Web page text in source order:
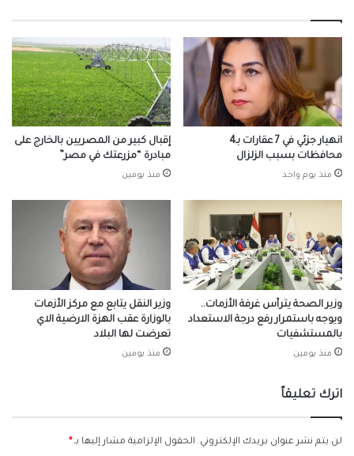
انهيار جزئي في 7 عقارات بـ4
محافظات بسبب الزلزال
منذ يوم واحد
إقبال كبير من المصريين بالخارج على
مبادرة “مزرعتك في مصر”
منذ يومين
وزير الصحة يترأس غرفة الأزمات..
ويوجه باستمرار رفع درجة الاستعداد
بالمستشفيات
منذ يومين
وزير النقل يتابع مع مركز الأزمات
بالوزارة عقب الهزة الارضية الاي
تعرضت لها البلاد
منذ يومين
اترك تعليقاً
لن يتم نشر عنوان بريدك الإلكتروني. الحقول الإلزامية مشار إليها بـ*